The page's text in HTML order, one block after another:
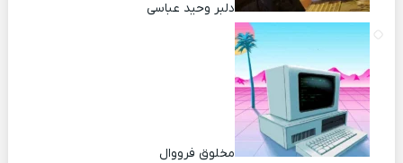
دلبر وحید عباسی
مخلوق فرووال